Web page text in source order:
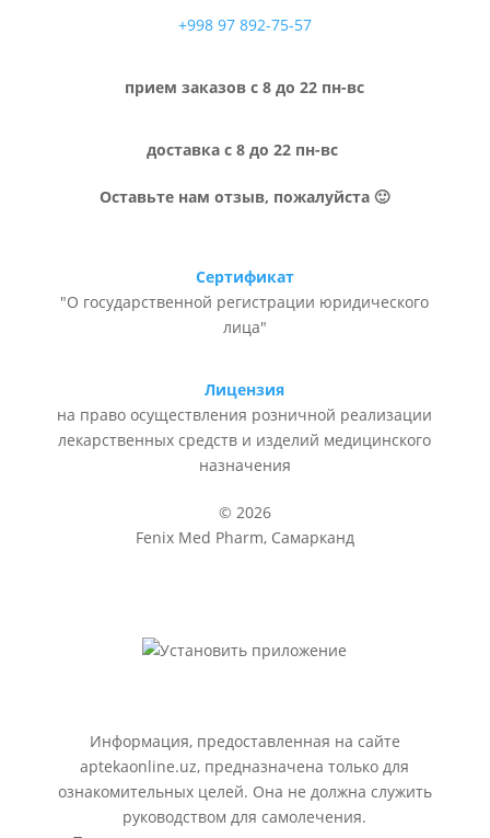
+998 97 892-75-57
прием заказов с 8 до 22 пн-вс
доставка с 8 до 22 пн-вс
Оставьте нам отзыв, пожалуйста 🙂
Сертификат
"О государственной регистрации юридического
лица"
Лицензия
на право осуществления розничной реализации
лекарственных средств и изделий медицинского
назначения
© 2026
Fenix Med Pharm, Самарканд
Информация, предоставленная на сайте
aptekaonline.uz, предназначена только для
ознакомительных целей. Она не должна служить
руководством для самолечения.